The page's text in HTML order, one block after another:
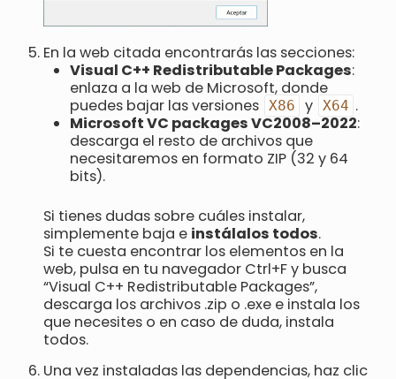
En la web citada encontrarás las secciones:
Visual C++ Redistributable Packages:
enlaza a la web de Microsoft, donde
puedes bajar las versiones X86 y X64 .
Microsoft VC packages VC2008–2022:
descarga el resto de archivos que
necesitaremos en formato ZIP (32 y 64
bits).
Si tienes dudas sobre cuáles instalar,
simplemente baja e instálalos todos.
Si te cuesta encontrar los elementos en la
web, pulsa en tu navegador Ctrl+F y busca
“Visual C++ Redistributable Packages”,
descarga los archivos .zip o .exe e instala los
que necesites o en caso de duda, instala
todos.
Una vez instaladas las dependencias, haz clic